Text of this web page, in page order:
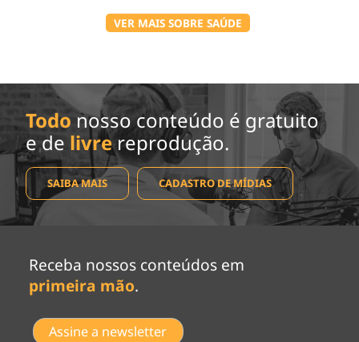
VER MAIS SOBRE SAÚDE
Todo nosso conteúdo é gratuito
e de livrereprodução.
SAIBA MAIS CADASTRO DE MÍDIAS
Receba nossos conteúdos em
primeira mão.
Assine a newsletter